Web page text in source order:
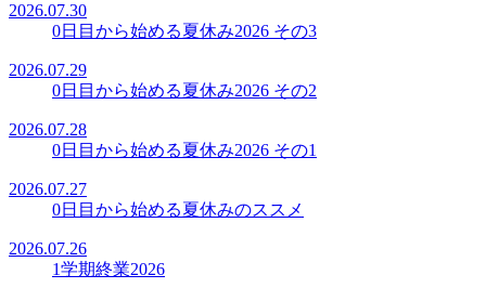
2026.07.30
0日目から始める夏休み2026 その3
2026.07.29
0日目から始める夏休み2026 その2
2026.07.28
0日目から始める夏休み2026 その1
2026.07.27
0日目から始める夏休みのススメ
2026.07.26
1学期終業2026